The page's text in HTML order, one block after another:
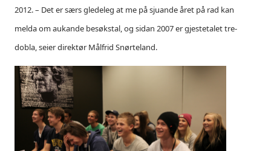
2012. – Det er særs gledeleg at me på sjuande året på rad kan
melda om aukande besøkstal, og sidan 2007 er gjestetalet tre-
dobla, seier direktør Målfrid Snørteland.